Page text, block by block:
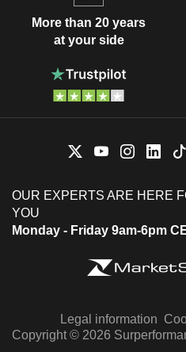
More than 20 years
at your side
OUR EXPERTS ARE HERE
YOU
Monday - Friday 9am-6pm
Legal information
Copyright © 2026